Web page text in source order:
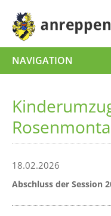
NAVIGATION
18.02.2026
Abschluss der Session